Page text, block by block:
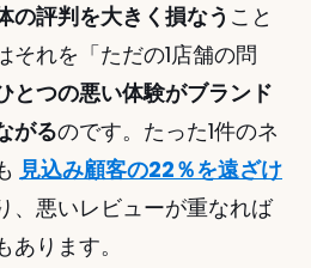
の評判を大きく損なう こと
それを「ただの1店舗の問
とつの悪い体験がブランド
がるのです。たった1件のネ
見込み顧客の22％を遠ざけ
、悪いレビューが重なれば
あります。